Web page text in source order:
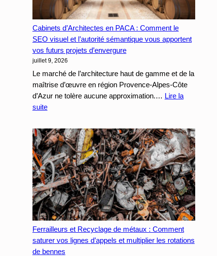
SEO,
SEA,
Site
Web
&
Sociaux
|
Telo
Cabinets d’Architectes en PACA : Comment le
SEO visuel et l’autorité sémantique vous apportent
vos futurs projets d’envergure
juillet 9, 2026
Le marché de l’architecture haut de gamme et de la
maîtrise d’œuvre en région Provence-Alpes-Côte
d’Azur ne tolère aucune approximation.… Lire la
suite:
d’Architectes
en
PACA
:
Comment
le
SEO
visuel
et
l’autorité
sémantique
vous
Ferrailleurs et Recyclage de métaux : Comment
saturer vos lignes d’appels et multiplier les rotations
de bennes